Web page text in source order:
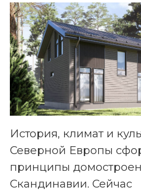
История, климат и
Северной Европы
принципы
Скандинавии. Сейчас